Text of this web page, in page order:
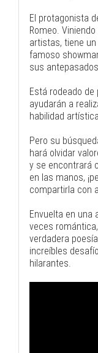
El protagonista
Romeo.
artistas, tiene
famoso
sus antepasados.
Está rodeado
ayudarán a
habilidad artística.
Pero su
hará olvidar
y se encontrará
en las manos,
compartirla con
Envuelta en una
veces
verdadera
increíbles
hilarantes.